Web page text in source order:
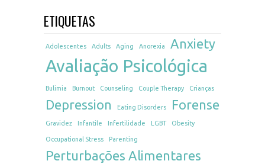
ETIQUETAS
Adolescentes Adults Aging Anorexia Anxiety
Avaliação Psicológica
Bulimia Burnout Counseling Couple Therapy Crianças
Depression Eating Disorders Forense
Gravidez Infantile Infertilidade LGBT Obesity
Occupational Stress Parenting
Perturbações Alimentares